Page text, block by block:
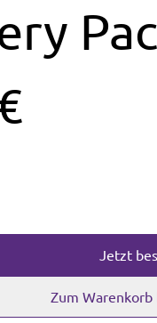
Jetzt
Zum